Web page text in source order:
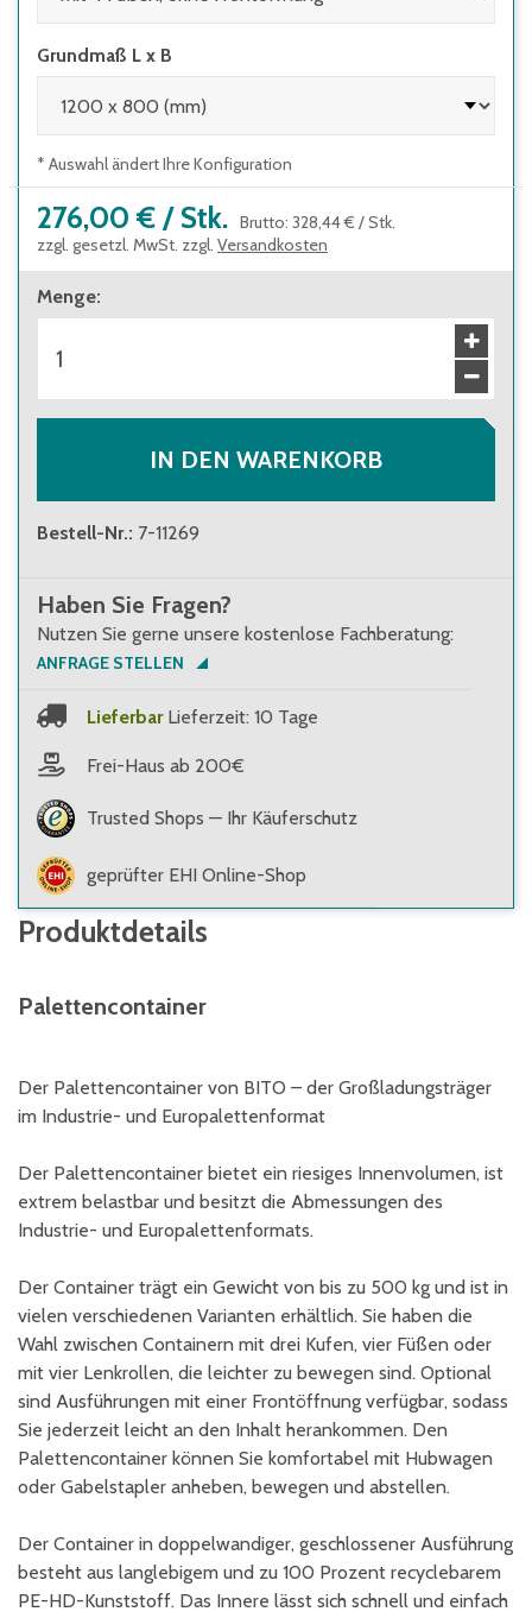
Grundmaß L x B
* Auswahl ändert Ihre Konfiguration
276,00 € / Stk. Brutto: 328,44 € /Stk.
zzgl. gesetzl. MwSt. zzgl. Versandkosten
Menge:
IN DEN WARENKORB
Bestell-Nr.: 7-11269
Haben Sie Fragen?
Nutzen Sie gerne unsere kostenlose Fachberatung:
ANFRAGE STELLEN
Lieferbar Lieferzeit: 10 Tage
Frei-Haus ab 200€
Trusted Shops — Ihr Käuferschutz
geprüfter EHI Online-Shop
Produktdetails
Palettencontainer
Der Palettencontainer von BITO – der Großladungsträger
im Industrie- und Europalettenformat
Der Palettencontainer bietet ein riesiges Innenvolumen, ist
extrem belastbar und besitzt die Abmessungen des
Industrie- und Europalettenformats.
Der Container trägt ein Gewicht von bis zu 500 kg und ist in
vielen verschiedenen Varianten erhältlich. Sie haben die
Wahl zwischen Containern mit drei Kufen, vier Füßen oder
mit vier Lenkrollen, die leichter zu bewegen sind. Optional
sind Ausführungen mit einer Frontöffnung verfügbar, sodass
Sie jederzeit leicht an den Inhalt herankommen. Den
Palettencontainer können Sie komfortabel mit Hubwagen
oder Gabelstapler anheben, bewegen und abstellen.
Der Container in doppelwandiger, geschlossener Ausführung
besteht aus langlebigem und zu 100 Prozent recyclebarem
PE-HD-Kunststoff. Das Innere lässt sich schnell und einfach